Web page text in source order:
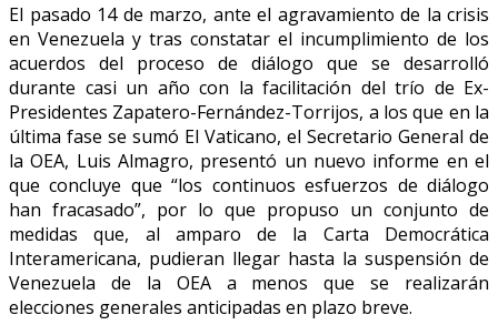
El pasado 14 de marzo, ante el agravamiento de la crisis
en Venezuela y tras constatar el incumplimiento de los
acuerdos del proceso de diálogo que se desarrolló
durante casi un año con la facilitación del trío de Ex-
Presidentes Zapatero-Fernández-Torrijos, a los que en la
última fase se sumó El Vaticano, el Secretario General de
la OEA, Luis Almagro, presentó un nuevo informe en el
que concluye que “los continuos esfuerzos de diálogo
han fracasado”, por lo que propuso un conjunto de
medidas que, al amparo de la Carta Democrática
Interamericana, pudieran llegar hasta la suspensión de
Venezuela de la OEA a menos que se realizarán
elecciones generales anticipadas en plazo breve.